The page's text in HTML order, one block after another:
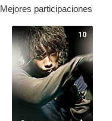
Mejores participaciones
10